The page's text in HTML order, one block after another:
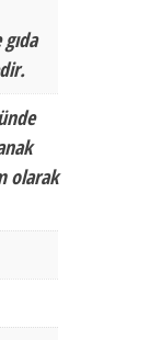
olarak